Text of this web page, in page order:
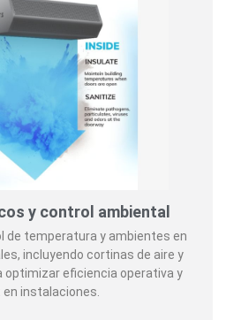
y control ambiental
de temperatura y ambientes en
incluyendo cortinas de aire y
optimizar eficiencia operativa y
instalaciones.